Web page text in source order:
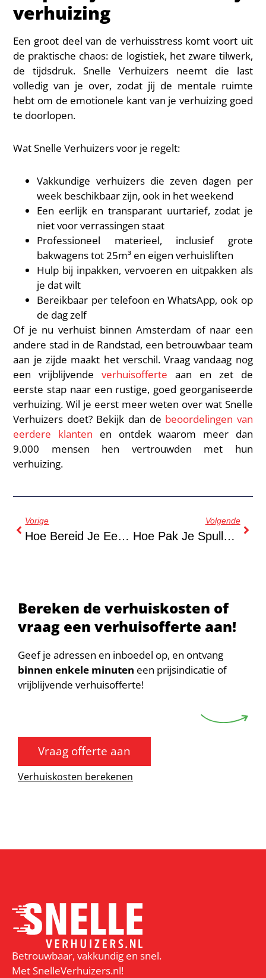
verhuizing
Een groot deel van de verhuisstress komt voort uit
de praktische chaos: de logistiek, het zware tilwerk,
de tijdsdruk. Snelle Verhuizers neemt die last
volledig van je over, zodat jij de mentale ruimte
hebt om de emotionele kant van je verhuizing goed
te doorlopen.
Wat Snelle Verhuizers voor je regelt:
Vakkundige verhuizers die zeven dagen per
week beschikbaar zijn, ook in het weekend
Een eerlijk en transparant uurtarief, zodat je
niet voor verrassingen staat
Professioneel materieel, inclusief grote
bakwagens tot 25m³ en eigen verhuisliften
Hulp bij inpakken, vervoeren en uitpakken als
je dat wilt
Bereikbaar per telefoon en WhatsApp, ook op
de dag zelf
Of je nu verhuist binnen Amsterdam of naar een
andere stad in de Randstad, een betrouwbaar team
aan je zijde maakt het verschil. Vraag vandaag nog
een vrijblijvendeverhuisofferte aan en zet de
eerste stap naar een rustige, goed georganiseerde
verhuizing. Wil je eerst meer weten over wat Snelle
Verhuizers doet? Bekijk dan de beoordelingen van
eerdere klanten en ontdek waarom meer dan
9.000 mensen hen vertrouwden met hun
verhuizing.
Vorige
Hoe Bereid Je Een Verhuizing Voor Als Je Een Drukke Baan Hebt?
Volgende
Hoe Pak Je Spullen In Zodat Er Niets Kapot Gaat?
Bereken de verhuiskosten of
vraag een verhuisofferte aan!
Geef je adressen en inboedel op, en ontvang
binnen enkele minuten een prijsindicatie of
vrijblijvende verhuisofferte!
Vraag offerte aan
Verhuiskosten berekenen
Betrouwbaar, vakkundig en snel.
Met SnelleVerhuizers.nl!